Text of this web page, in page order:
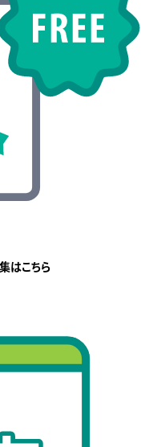
はこちら